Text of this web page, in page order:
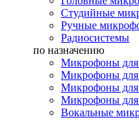
Студийные
Ручные
Радиосистемы
по назначению
Микрофоны для
Микрофоны для
Микрофоны для
Микрофоны для
Вокальные